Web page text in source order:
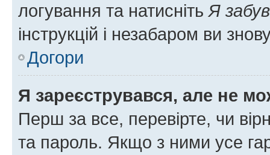
логування та натисніть Я
інструкцій і незабаром ви
Догори
Я зареєструвався, але не
Перш за все, перевірте, чи
та пароль. Якщо з ними усе